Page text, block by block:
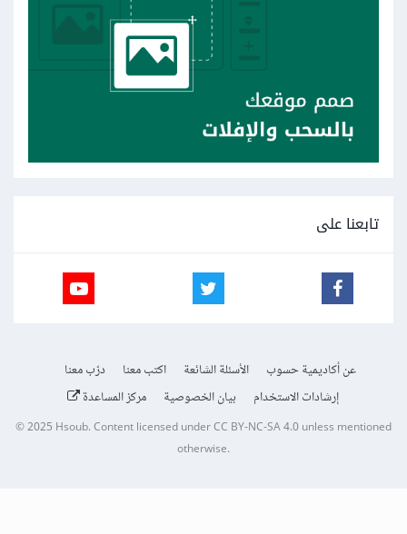
تابعنا على
عن أكاديمية حسوب الأسئلة الشائعة اكتب معنا
درّب معنا
إرشادات الاستخدام
بيان الخصوصية مركز المساعدة
© 2025Hsoub.Content licensed underCC BY-NC-SA 4.0unless mentioned
otherwise.